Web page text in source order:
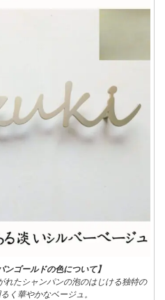
ンゴールドの色について】
れたシャンパンの泡のはじける独特の
く華やかなベージュ。